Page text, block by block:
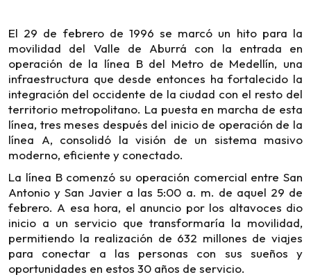
El 29 de febrero de 1996 se marcó un hito para la
movilidad del Valle de Aburrá con la entrada en
operación de la línea B del Metro de Medellín, una
infraestructura que desde entonces ha fortalecido la
integración del occidente de la ciudad con el resto del
territorio metropolitano. La puesta en marcha de esta
línea, tres meses después del inicio de operación de la
línea A, consolidó la visión de un sistema masivo
moderno, eficiente y conectado.
La línea B comenzó su operación comercial entre San
Antonio y San Javier a las 5:00 a. m. de aquel 29 de
febrero. A esa hora, el anuncio por los altavoces dio
inicio a un servicio que transformaría la movilidad,
permitiendo la realización de 632 millones de viajes
para conectar a las personas con sus sueños y
oportunidades en estos 30 años de servicio.